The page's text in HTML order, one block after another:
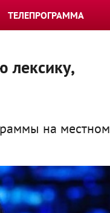
ТЕЛЕПРОГРАММА
лексику,
на местном